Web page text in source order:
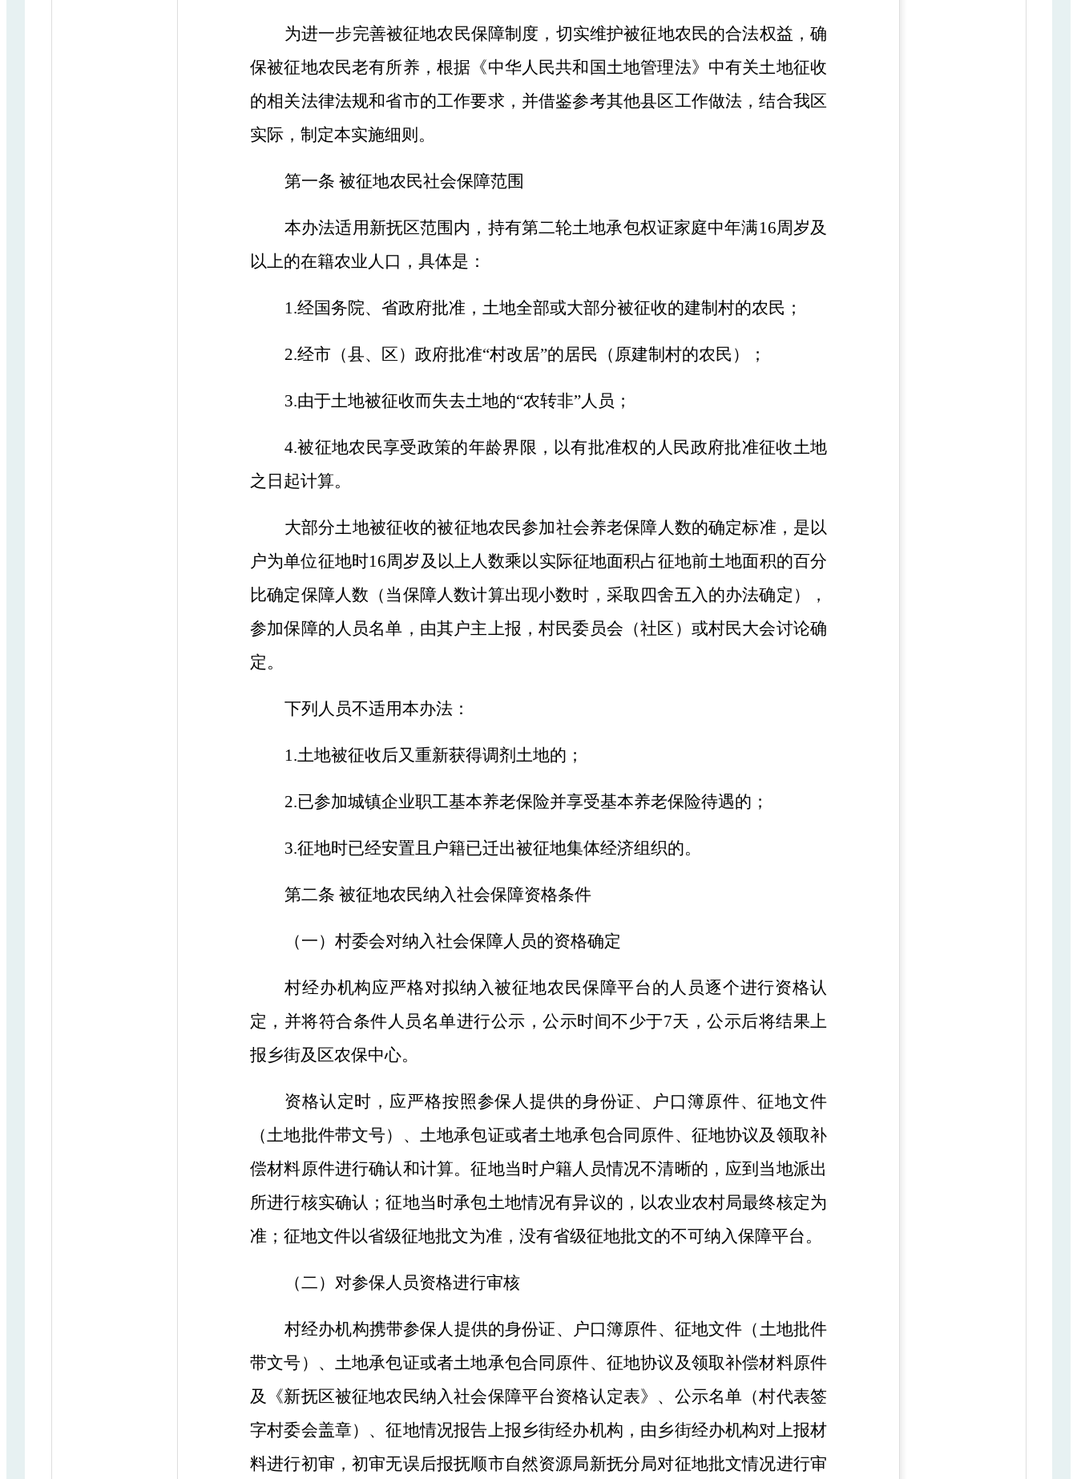
为进一步完善被征地农民保障制度，切实维护被征地农民的合法权益，确
保被征地农民老有所养，根据《中华人民共和国土地管理法》中有关土地征收
的相关法律法规和省市的工作要求，并借鉴参考其他县区工作做法，结合我区
实际，制定本实施细则。
第一条 被征地农民社会保障范围
本办法适用新抚区范围内，持有第二轮土地承包权证家庭中年满16周岁及
以上的在籍农业人口，具体是：
1.经国务院、省政府批准，土地全部或大部分被征收的建制村的农民；
2.经市（县、区）政府批准“村改居”的居民（原建制村的农民）；
3.由于土地被征收而失去土地的“农转非”人员；
4.被征地农民享受政策的年龄界限，以有批准权的人民政府批准征收土地
之日起计算。
大部分土地被征收的被征地农民参加社会养老保障人数的确定标准，是以
户为单位征地时16周岁及以上人数乘以实际征地面积占征地前土地面积的百分
比确定保障人数（当保障人数计算出现小数时，采取四舍五入的办法确定），
参加保障的人员名单，由其户主上报，村民委员会（社区）或村民大会讨论确
定。
下列人员不适用本办法：
1.土地被征收后又重新获得调剂土地的；
2.已参加城镇企业职工基本养老保险并享受基本养老保险待遇的；
3.征地时已经安置且户籍已迁出被征地集体经济组织的。
第二条 被征地农民纳入社会保障资格条件
（一）村委会对纳入社会保障人员的资格确定
村经办机构应严格对拟纳入被征地农民保障平台的人员逐个进行资格认
定，并将符合条件人员名单进行公示，公示时间不少于7天，公示后将结果上
报乡街及区农保中心。
资格认定时，应严格按照参保人提供的身份证、户口簿原件、征地文件
（土地批件带文号）、土地承包证或者土地承包合同原件、征地协议及领取补
偿材料原件进行确认和计算。征地当时户籍人员情况不清晰的，应到当地派出
所进行核实确认；征地当时承包土地情况有异议的，以农业农村局最终核定为
准；征地文件以省级征地批文为准，没有省级征地批文的不可纳入保障平台。
（二）对参保人员资格进行审核
村经办机构携带参保人提供的身份证、户口簿原件、征地文件（土地批件
带文号）、土地承包证或者土地承包合同原件、征地协议及领取补偿材料原件
及《新抚区被征地农民纳入社会保障平台资格认定表》、公示名单（村代表签
字村委会盖章）、征地情况报告上报乡街经办机构，由乡街经办机构对上报材
料进行初审，初审无误后报抚顺市自然资源局新抚分局对征地批文情况进行审